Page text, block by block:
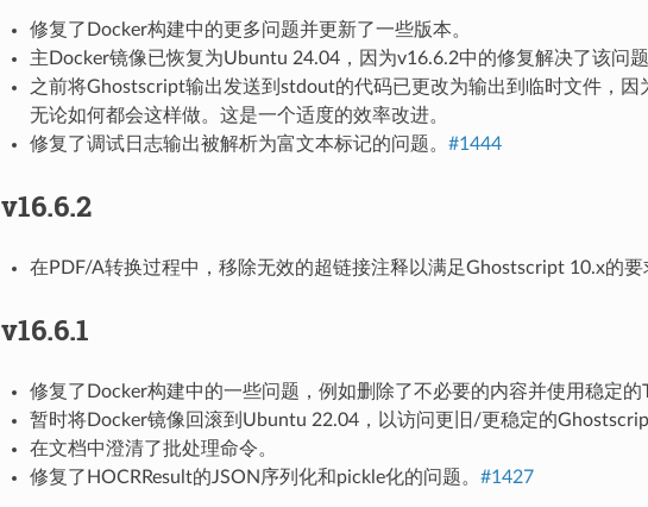
修复了Docker构建中的更多问题并更新了一些版本。
主Docker镜像已恢复为Ubuntu 24.04，因为v16.6.2中的修复解决了该问题
之前将Ghostscript输出发送到stdout的代码已更改为输出到临时文件，因
无论如何都会这样做。这是一个适度的效率改进。
修复了调试日志输出被解析为富文本标记的问题。 #1444
v16.6.2
在PDF/A转换过程中，移除无效的超链接注释以满足Ghostscript 10.x的要
v16.6.1
修复了Docker构建中的一些问题，例如删除了不必要的内容并使用稳定的
暂时将Docker镜像回滚到Ubuntu 22.04，以访问更旧/更稳定的
在文档中澄清了批处理命令。
修复了HOCRResult的JSON序列化和pickle化的问题。 #1427